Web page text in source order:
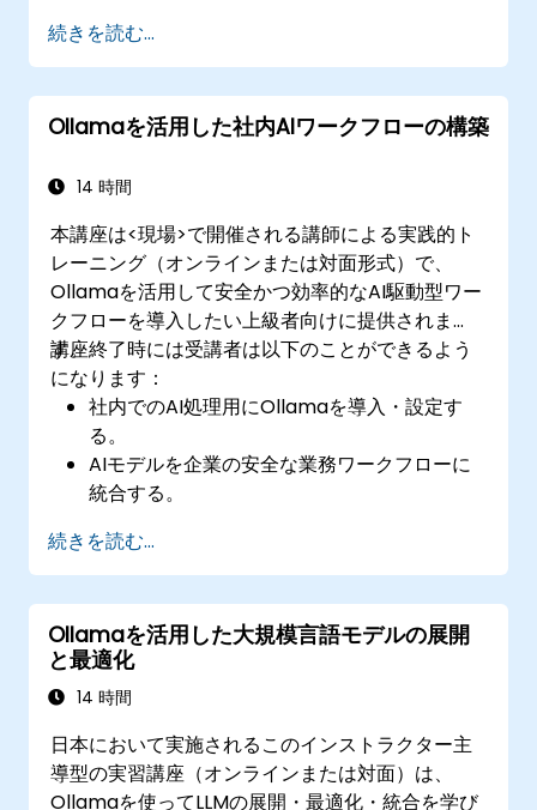
続きを読む...
Ollamaを活用した社内AIワークフローの構築
14 時間
本講座は<現場>で開催される講師による実践的ト
レーニング（オンラインまたは対面形式）で、
Ollamaを活用して安全かつ効率的なAI駆動型ワー
クフローを導入したい上級者向けに提供されま
す。
講座終了時には受講者は以下のことができるよう
になります：
社内でのAI処理用にOllamaを導入・設定す
る。
AIモデルを企業の安全な業務ワークフローに
統合する。
マンスを最適化する。
社内環境におけるAI機能を活用して業務プロ
セスを自動化する。
企業のセキュリティやガバナンス方針に準拠
させる。
続きを読む...
Ollamaを活用した大規模言語モデルの展開
と最適化
14 時間
日本において実施されるこのインストラクター主
導型の実習講座（オンラインまたは対面）は、
Ollamaを使ってLLMの展開・最適化・統合を学び